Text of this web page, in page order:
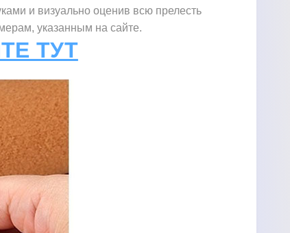
и визуально оценив всю прелесть
указанным на сайте.
ТУТ